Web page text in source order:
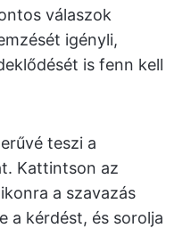
válaszok
igényli,
is fenn kell
teszi a
Kattintson az
a szavazás
a kérdést, és sorolja